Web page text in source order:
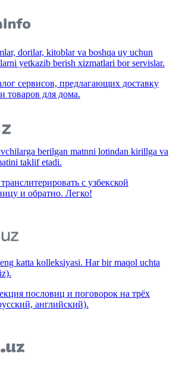
dorilar, kitoblar va boshqa uy uchun
yetkazib berish xizmatlari bor servislar.
сервисов, предлагающих доставку
товаров для дома.
berilgan matnni lotindan kirillga va
taklif etadi.
с узбекской
и обратно. Легко!
katta kolleksiyasi. Har bir maqol uchta
пословиц и поговорок на трёх
английский).